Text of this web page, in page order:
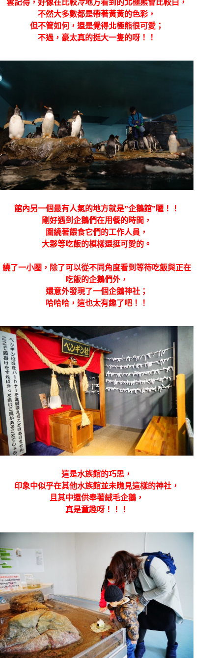
雲記得，好像在比較冷地方看到的北極熊會比較白，
不然大多數都是帶著黃黃的色彩，
但不管如何，還是覺得北極熊很可愛；
不過，豪太真的挺大一隻的呀！！
館內另一個最有人氣的地方就是”企鵝館”囉！！
剛好遇到企鵝們在用餐的時間，
圍繞著餵食它們的工作人員，
大夥等吃飯的模樣還挺可愛的。
繞了一小圈，除了可以從不同角度看到等待吃飯與正在
吃飯的企鵝們外，
還意外發現了一個企鵝神社；
哈哈哈，這也太有趣了吧！！
這是水族館的巧思，
印象中似乎在其他水族館並未瞧見這樣的神社，
且其中還供奉著絨毛企鵝，
真是童趣呀！！！